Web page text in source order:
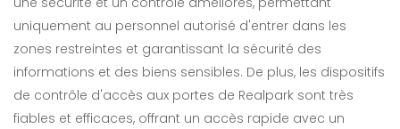
uniquement au personnel autorisé d'entrer dans les
zones restreintes et garantissant la sécurité des
informations et des biens sensibles. De plus, les dispositifs
de contrôle d'accès aux portes de Realpark sont très
fiables et efficaces, offrant un accès rapide avec un